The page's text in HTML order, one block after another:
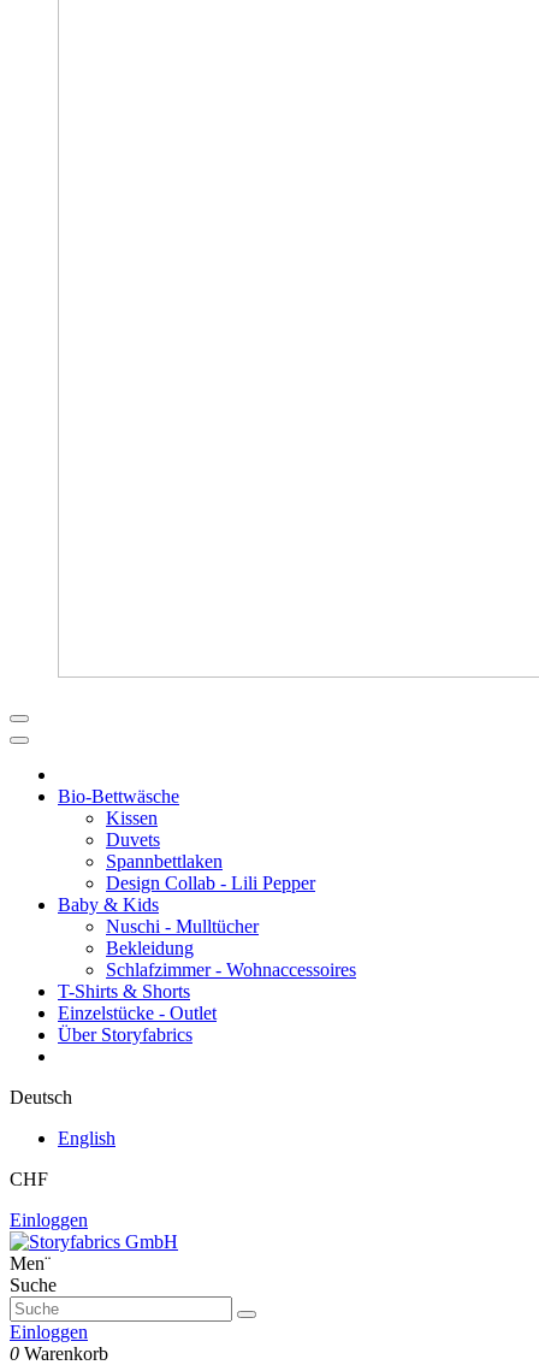
Bio-Bettwäsche
Kissen
Duvets
Spannbettlaken
Design Collab - Lili Pepper
Baby & Kids
Nuschi - Mulltücher
Bekleidung
Schlafzimmer - Wohnaccessoires
T-Shirts & Shorts
Einzelstücke - Outlet
Über Storyfabrics
Deutsch
English
CHF
Einloggen
Men¨
Suche
Einloggen
0 Warenkorb